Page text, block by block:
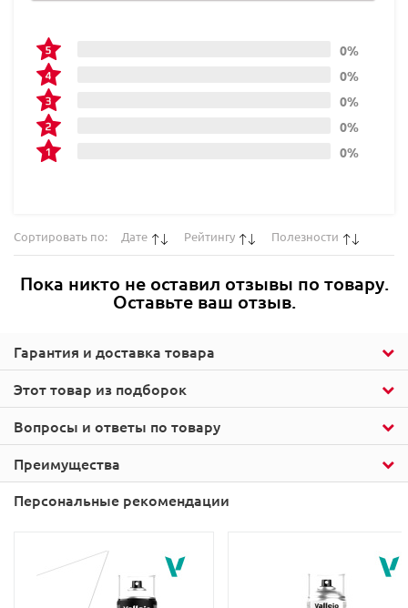
Этот товар из подборок
Гарантия и доставка товара
0%
0%
0%
0%
0%
Сортировать по: Дате Рейтингу Полезности
Пока никто не оставил отзывы по товару.
Оставьте ваш отзыв.
Вопросы и ответы по товару
Преимущества
Персональные рекомендации